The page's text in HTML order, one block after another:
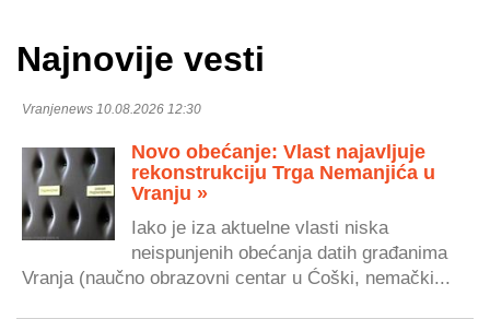
Najnovije vesti
Vranjenews 10.08.2026 12:30
Novo obećanje: Vlast najavljuje
rekonstrukciju Trga Nemanjića u
Vranju »
Iako je iza aktuelne vlasti niska
neispunjenih obećanja datih građanima
Vranja (naučno obrazovni centar u Ćoški, nemački...